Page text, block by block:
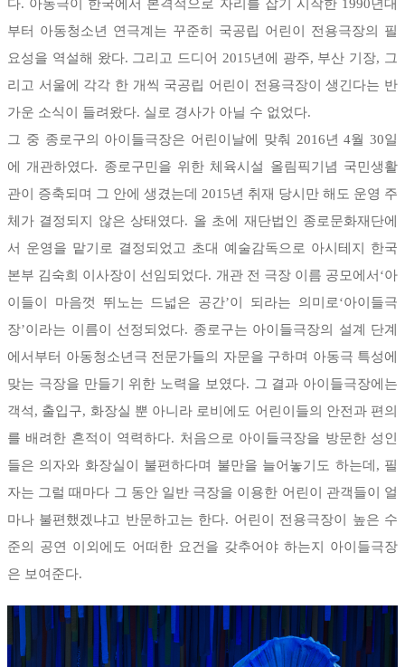
다. 아동극이 한국에서 본격적으로 자리를 잡기 시작한 1990년대
부터 아동청소년 연극계는 꾸준히 국공립 어린이 전용극장의 필
요성을 역설해 왔다. 그리고 드디어 2015년에 광주, 부산 기장, 그
리고 서울에 각각 한 개씩 국공립 어린이 전용극장이 생긴다는 반
가운 소식이 들려왔다. 실로 경사가 아닐 수 없었다.
그 중 종로구의 아이들극장은 어린이날에 맞춰 2016년 4월 30일
에 개관하였다. 종로구민을 위한 체육시설 올림픽기념 국민생활
관이 증축되며 그 안에 생겼는데 2015년 취재 당시만 해도 운영 주
체가 결정되지 않은 상태였다. 올 초에 재단법인 종로문화재단에
서 운영을 맡기로 결정되었고 초대 예술감독으로 아시테지 한국
본부 김숙희 이사장이 선임되었다. 개관 전 극장 이름 공모에서‘아
이들이 마음껏 뛰노는 드넓은 공간’이 되라는 의미로‘아이들극
장’이라는 이름이 선정되었다. 종로구는 아이들극장의 설계 단계
에서부터 아동청소년극 전문가들의 자문을 구하며 아동극 특성에
맞는 극장을 만들기 위한 노력을 보였다. 그 결과 아이들극장에는
객석, 출입구, 화장실 뿐 아니라 로비에도 어린이들의 안전과 편의
를 배려한 흔적이 역력하다. 처음으로 아이들극장을 방문한 성인
들은 의자와 화장실이 불편하다며 불만을 늘어놓기도 하는데, 필
자는 그럴 때마다 그 동안 일반 극장을 이용한 어린이 관객들이 얼
마나 불편했겠냐고 반문하고는 한다. 어린이 전용극장이 높은 수
준의 공연 이외에도 어떠한 요건을 갖추어야 하는지 아이들극장
은 보여준다.